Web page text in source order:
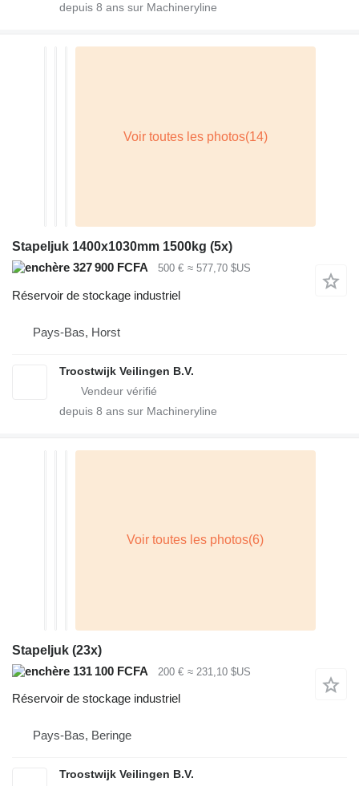
depuis 8 ans sur Machineryline
Stapeljuk 1400x1030mm 1500kg (5x)
327 900 FCFA
500 € ≈ 577,70 $US
Réservoir de stockage industriel
Pays-Bas, Horst
Troostwijk Veilingen B.V.
depuis 8 ans sur Machineryline
Stapeljuk (23x)
131 100 FCFA
200 € ≈ 231,10 $US
Réservoir de stockage industriel
Pays-Bas, Beringe
Troostwijk Veilingen B.V.